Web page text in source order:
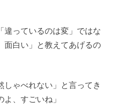
違っているのは変」ではな
面白い」と教えてあげるの
しゃべれない」と言ってき
、すごいね」